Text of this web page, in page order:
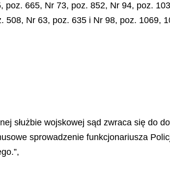
665, Nr 73, poz. 852, Nr 94, poz.
Nr 63, poz. 635 i Nr 98, poz. 1069,
służbie wojskowej sąd zwraca się do
sprowadzenie funkcjonariusza